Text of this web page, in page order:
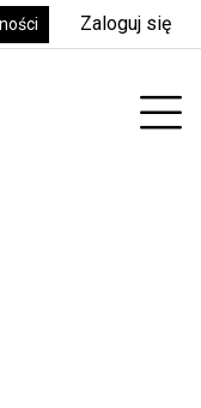
Zaloguj się